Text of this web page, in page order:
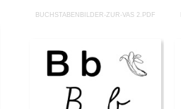
BUCHSTABENBILDER-ZUR-VAS 2.PDF